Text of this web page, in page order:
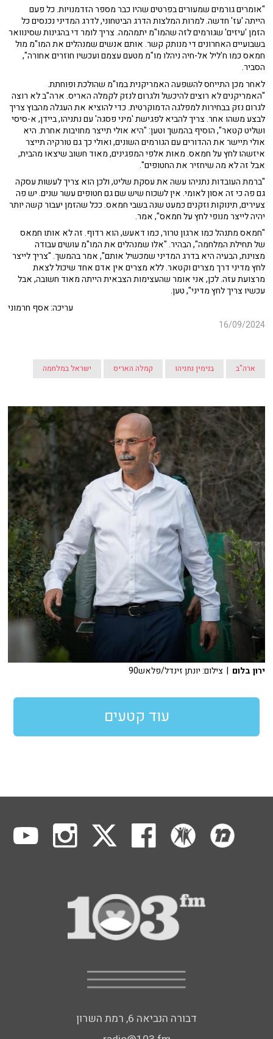
"אומרים גורמים שמעורים בפרטים שהיו כבר מספר הזדמנויות. כל פעם
הייתה 'עז' חדשה. למרות המלצות הדרג הביטחוני, לדרג המדיני נכנסים כל
הזמן 'עיזים' שגורמים לזה שהמו"מ יתמהמה. צריך לומר די בהגינות שסינוואר
בשבועיים האחרונים די מנותק קשר. אותם אנשים שמנהלים את המו"מ מול
חמאס כמו ח'ליל אל-חיה ניהלו מו"מ מטעם עצמם ועכשיו חוזרים אחורה",
הסביר.
לאחר מכן התייחס להשפעה האמריקנית במו"מ שהולכת ופוחתת.
"האמריקנים לא רוצים להיכשל ולגרום לנזק לקמלה האריס. ארה"ב לא רוצה
לגרום נזק בבחירות למפלגה הדמוקרטית. כדי להוציא את העגלה מהבוץ צריך
לבצע משהו אחר. צריך להביא לפגישת 'מיני פסגה' עם נתניהו, ביידן, א-סיסי
ושליט קטאר", הוסיף בהמשך וטען: "היא אולי תייצר מחויבות אחרת. היא
אולי תיישר את ההדורים עם הגורמים השונים, ואולי כך גם טורקיה תייצר
איזשהו לחץ על חמאס. מאות אלפי המפגינים, מאוד חשוב שיצאו מהבית,
אבל זה לא מה שיחזיר את החטופים".
"ברמת העובדות נתניהו עשה את עסקת שליט, ולכן הוא צריך לעשות עסקה
גם פה כי זה אסון לאומי. אין לשכוח שיש שם גם חטופים עשר שנים. יש פה
צעירים, תינוקות וזקנים כמעט שנה בשבי חמאס. ככל שהזמן יעבור קשה יותר
יהיה לייצר מנופי לחץ על חמאס", אמר.
"חמאס מתנהל כמו ארגון טרור, כמו דאעש, הוא רדוף. זה לא אותו חמאס
של תחילת המלחמה", הבהיר. "אלו שמנהלים את המו"מ עושים עבודה
מצוינת, הבעיה היא בדרג המדיני שמכשיל אותם", אמר בהמשך. "צריך לייצר
לחץ מדיני דרך מצרים וקטאר. ללא מצרים אין אדם אחד שיכול לצאת
מרצועת עזה. לכן, אני אומר שהעצימות הצבאית הייתה מאוד חשובה, אבל
עכשיו צריך לחץ מדיני", טען.
עריכה: אסף חרמוני
16/09/2024
ארה"ב בנימין נתניהו קמלה האריס ישראל במלחמה
ירון בלום | צילום: יונתן זינדל/פלאש90
עוד קטעים
דבורה הנביאה 6, רמת השרון